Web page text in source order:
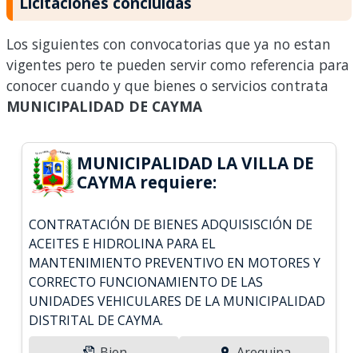
Los siguientes con convocatorias que ya no estan
vigentes pero te pueden servir como referencia para
conocer cuando y que bienes o servicios contrata
MUNICIPALIDAD DE CAYMA
MUNICIPALIDAD LA VILLA DE
CAYMA requiere:
CONTRATACIÓN DE BIENES ADQUISISCIÓN DE
ACEITES E HIDROLINA PARA EL
MANTENIMIENTO PREVENTIVO EN MOTORES Y
CORRECTO FUNCIONAMIENTO DE LAS
UNIDADES VEHICULARES DE LA MUNICIPALIDAD
DISTRITAL DE CAYMA.